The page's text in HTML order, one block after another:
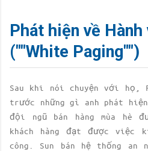
Phát hiện về Hành
(""White Paging"")
Sau khi nói chuyện với họ,
trước những gì anh phát
đội ngũ bán hàng mùa hè
khách hàng đạt được việc
công. Sun bán hệ thống an